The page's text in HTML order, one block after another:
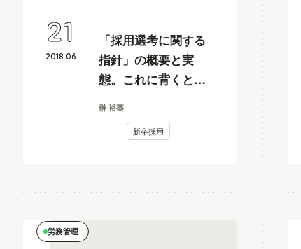
「採用選考に関する
指針」の概要と実
態。これに背くとど
榊 裕葵
新卒採用
2018.06
21
労務管理